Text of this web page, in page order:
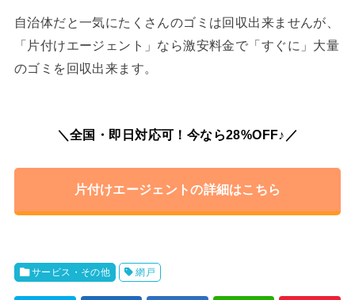
自治体だと一気にたくさんのゴミは回収出来ませんが、
「片付けエージェント」なら激安料金で「すぐに」大量
のゴミを回収出来ます。
＼全国・即日対応可！今なら28%OFF♪／
片付けエージェントの詳細はこちら
サービス・その他 網戸